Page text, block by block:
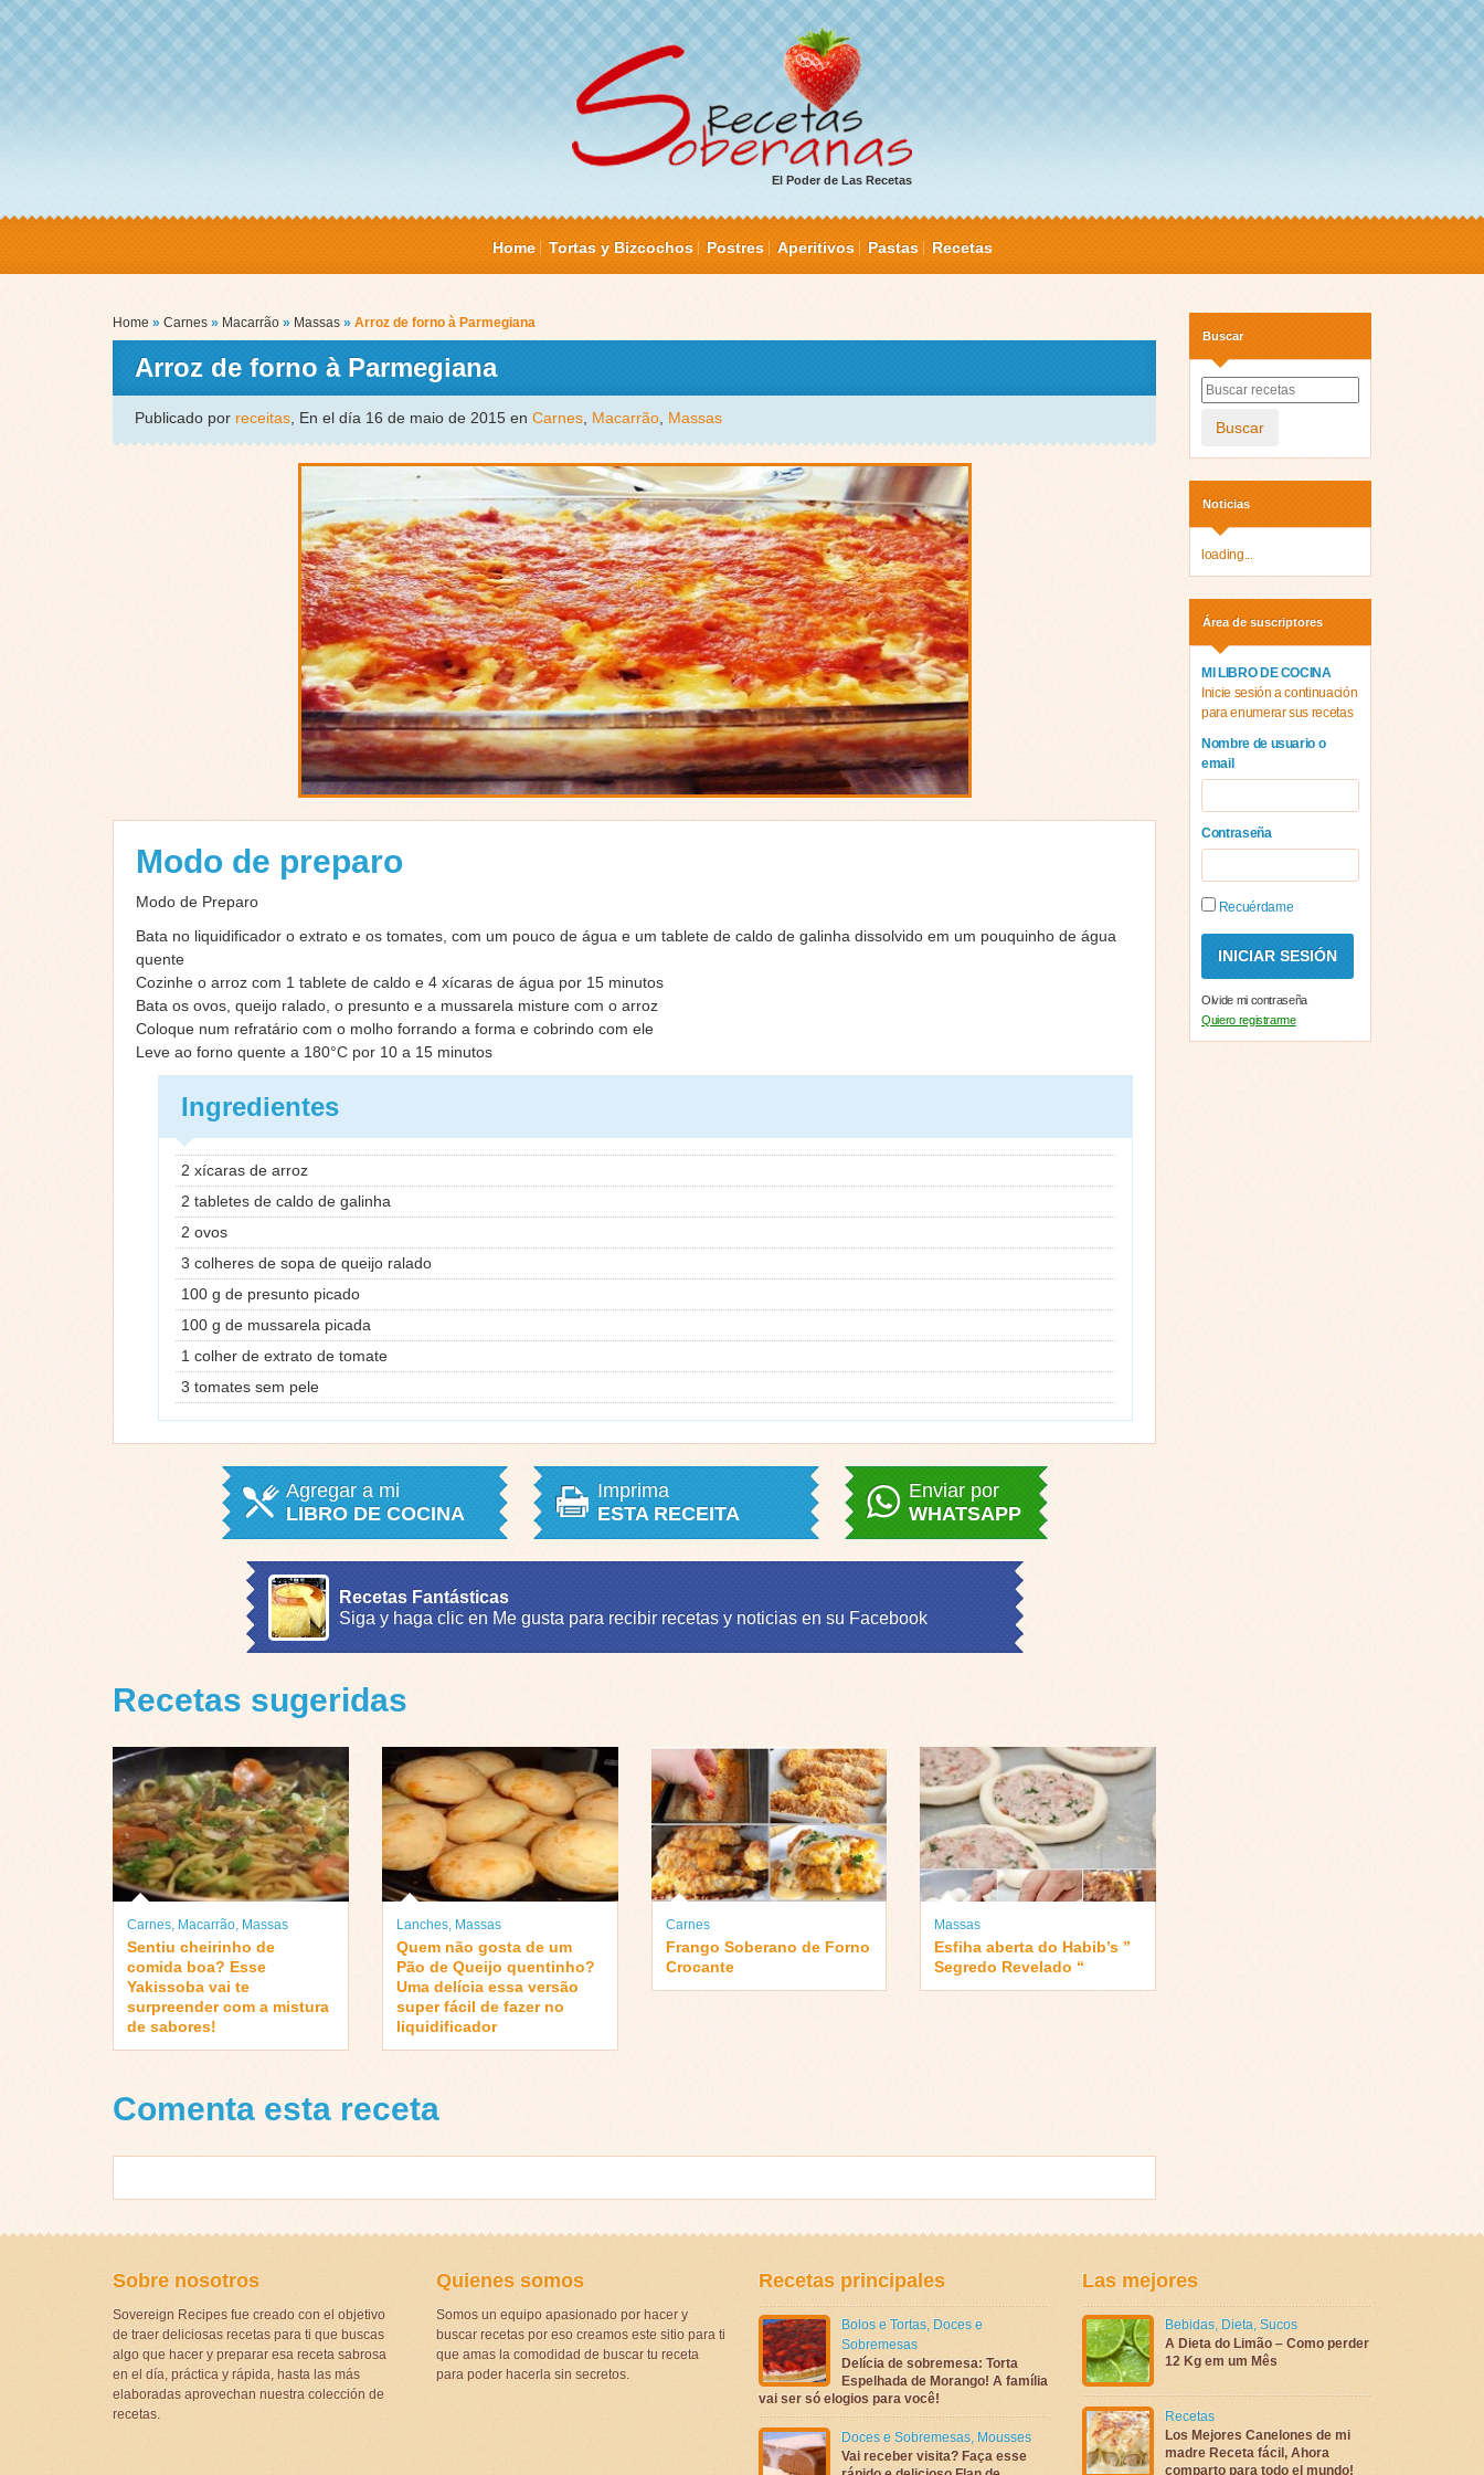
El Poder de Las Recetas
Home Tortas y Bizcochos Postres Aperitivos Pastas Recetas
Home » Carnes » Macarrão » Massas » Arroz de forno à Parmegiana
Arroz de forno à Parmegiana
Publicado por receitas , En el día 16 de maio de 2015 en Carnes Macarrão Massas
Modo de preparo
Modo de Preparo
Bata no liquidificador o extrato e os tomates, com um pouco de água e um tablete de caldo de galinha dissolvido em um pouquinho de água
quente
Cozinhe o arroz com 1 tablete de caldo e 4 xícaras de água por 15 minutos
Bata os ovos, queijo ralado, o presunto e a mussarela misture com o arroz
Coloque num refratário com o molho forrando a forma e cobrindo com ele
Leve ao forno quente a 180°C por 10 a 15 minutos
Ingredientes
2 xícaras de arroz
2 tabletes de caldo de galinha
2 ovos
3 colheres de sopa de queijo ralado
100 g de presunto picado
100 g de mussarela picada
1 colher de extrato de tomate
3 tomates sem pele
Agregar a mi
LIBRO DE COCINA
Imprima
ESTA RECEITA
Enviar por
WHATSAPP
Recetas Fantásticas
Siga y haga clic en Me gusta para recibir recetas y noticias en su Facebook
Recetas sugeridas
Carnes Macarrão Massas
Sentiu cheirinho de
comida boa? Esse
Yakissoba vai te
surpreender com a mistura
de sabores!
Lanches, Massas
Quem não gosta de um
Pão de Queijo quentinho?
Uma delícia essa versão
super fácil de fazer no
liquidificador
Carnes
Frango Soberano de Forno
Crocante
Massas
Esfiha aberta do Habib’s ”
Segredo Revelado “
Comenta esta receta
Buscar
Buscar
Noticias
loading...
Área de suscriptores
MI LIBRO DE COCINA
Inicie sesión a continuación
para enumerar sus recetas
Nombre de usuario o
email
Contraseña
Recuérdame
Olvide mi contraseña
Quiero registrarme
Sobre nosotros
Sovereign Recipes fue creado con el objetivo
de traer deliciosas recetas para ti que buscas
algo que hacer y preparar esa receta sabrosa
en el día, práctica y rápida, hasta las más
elaboradas aprovechan nuestra colección de
recetas.
Quienes somos
Somos un equipo apasionado por hacer y
buscar recetas por eso creamos este sitio para ti
que amas la comodidad de buscar tu receta
para poder hacerla sin secretos.
Recetas principales
Bolos e Tortas, Doces e
Sobremesas
Delícia de sobremesa: Torta
Espelhada de Morango! A família
vai ser só elogios para você!
Doces e Sobremesas, Mousses
Vai receber visita? Faça esse
Las mejores
Bebidas, Dieta, Sucos
A Dieta do Limão – Como perder
12 Kg em um Mês
Recetas
Los Mejores Canelones de mi
madre Receta fácil, Ahora
comparto para todo el mundo!